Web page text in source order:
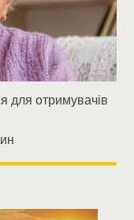
для отримувачів